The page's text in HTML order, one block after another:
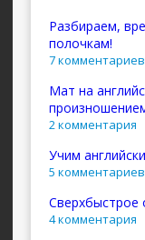
Разбираем,
полочкам!
7 комментариев
Мат на
2 комментария
Учим
5 комментариев
Сверхбыстрое
4 комментария